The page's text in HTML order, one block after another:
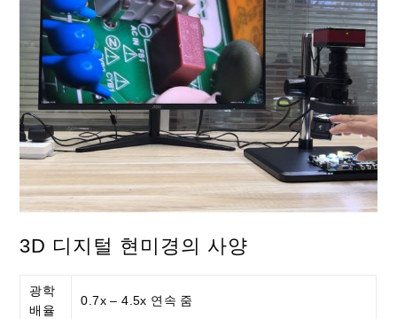
3D 디지털 현미경의 사양
광학
배율
0.7x – 4.5x 연속 줌